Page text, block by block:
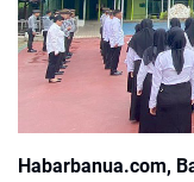
Habarbanua.com,